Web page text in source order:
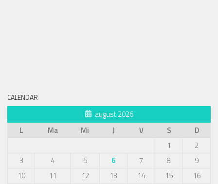
CALENDAR
august 2026
L
Ma Mi J V S
D
1
2
3
4 5 6 7 8
9
10
11 12 13 14 15
16